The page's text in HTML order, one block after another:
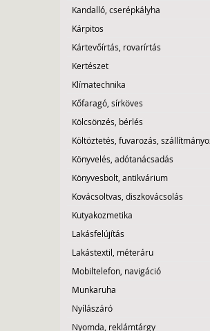
Kandalló, cserépkályha
Kárpitos
Kártevőírtás, rovarírtás
Kertészet
Klímatechnika
Kőfaragó, sírköves
Kölcsönzés, bérlés
Költöztetés, fuvarozás,
Könyvelés, adótanácsadás
Könyvesbolt, antikvárium
Kovácsoltvas, diszkovácsolás
Kutyakozmetika
Lakásfelújítás
Lakástextil, méteráru
Mobiltelefon, navigáció
Munkaruha
Nyílászáró
Nyomda, reklámtárgy